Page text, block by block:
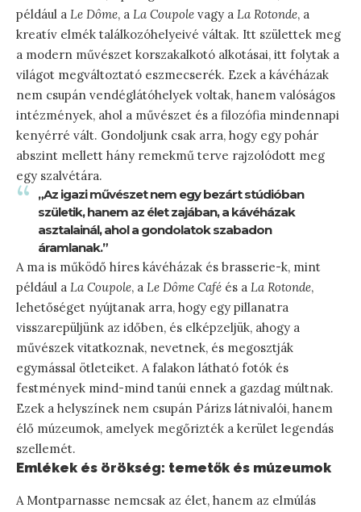
például a Le Dôme, a La Coupole vagy a La Rotonde, a
kreatív elmék találkozóhelyeivé váltak. Itt születtek meg
a modern művészet korszakalkotó alkotásai, itt folytak a
világot megváltoztató eszmecserék. Ezek a kávéházak
nem csupán vendéglátóhelyek voltak, hanem valóságos
intézmények, ahol a művészet és a filozófia mindennapi
kenyérré vált. Gondoljunk csak arra, hogy egy pohár
abszint mellett hány remekmű terve rajzolódott meg
egy szalvétára.
„Az igazi művészet nem egy bezárt stúdióban
születik, hanem az élet zajában, a kávéházak
asztalainál, ahol a gondolatok szabadon
áramlanak.”
A ma is működő híres kávéházak és brasserie-k, mint
például a La Coupole, a Le Dôme Café és a La Rotonde,
lehetőséget nyújtanak arra, hogy egy pillanatra
visszarepüljünk az időben, és elképzeljük, ahogy a
művészek vitatkoznak, nevetnek, és megosztják
egymással ötleteiket. A falakon látható fotók és
festmények mind-mind tanúi ennek a gazdag múltnak.
Ezek a helyszínek nem csupán Párizs látnivalói, hanem
élő múzeumok, amelyek megőrizték a kerület legendás
szellemét.
Emlékek és örökség: temetők és múzeumok
A Montparnasse nemcsak az élet, hanem az elmúlás